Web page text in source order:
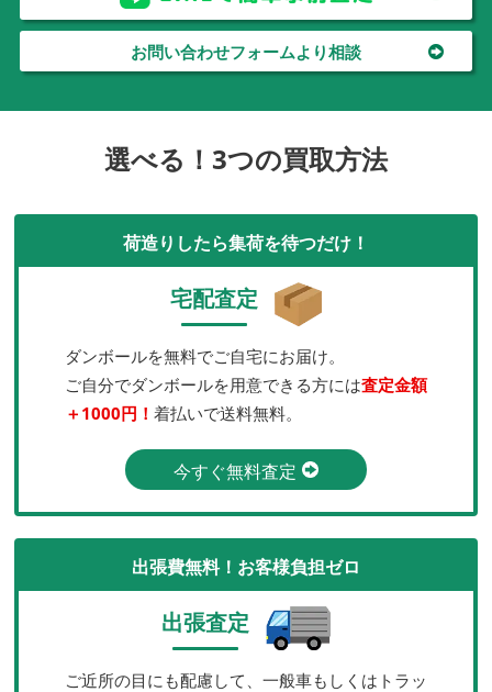
お問い合わせフォームより相談
選べる！3つの買取方法
荷造りしたら集荷を待つだけ！
宅配査定
ダンボールを無料でご自宅にお届け。
ご自分でダンボールを用意できる方には査定金額
＋1000円！ 着払いで送料無料。
今すぐ無料査定
出張費無料！お客様負担ゼロ
出張査定
ご近所の目にも配慮して、一般車もしくはトラッ